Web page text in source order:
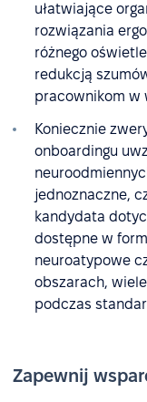
ułatwiające
rozwiązania
różnego
redukcją
pracownikom w
Koniecznie
onboardingu
jednoznaczne,
kandydata
dostępne w
neuroatypowe
obszarach,
podczas
Zapewnij